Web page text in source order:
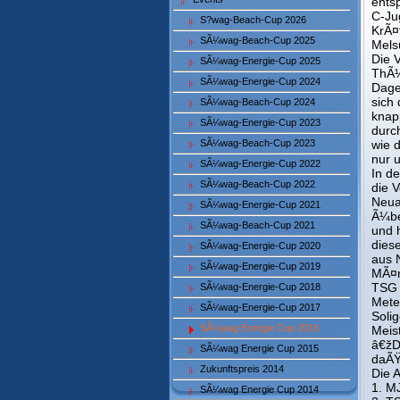
S?wag-Beach-Cup 2026
SÃ¼wag-Beach-Cup 2025
SÃ¼wag-Energie-Cup 2025
SÃ¼wag-Energie-Cup 2024
SÃ¼wag-Beach-Cup 2024
SÃ¼wag-Energie-Cup 2023
SÃ¼wag-Beach-Cup 2023
SÃ¼wag-Energie-Cup 2022
SÃ¼wag-Beach-Cup 2022
SÃ¼wag-Energie-Cup 2021
SÃ¼wag-Beach-Cup 2021
SÃ¼wag-Energie-Cup 2020
SÃ¼wag-Energie-Cup 2019
SÃ¼wag-Energie-Cup 2018
SÃ¼wag-Energie-Cup 2017
SÃ¼wag Energie Cup 2016
SÃ¼wag Energie Cup 2015
Zukunftspreis 2014
SÃ¼wag Energie Cup 2014
C-
Die
sich
wie
nur
In
die
und
aus
Die
1.